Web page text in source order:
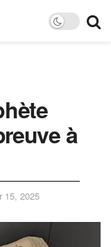
à
15, 2025